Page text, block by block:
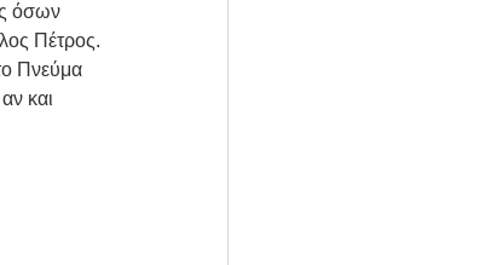
όσων
Πέτρος.
Πνεύμα
και